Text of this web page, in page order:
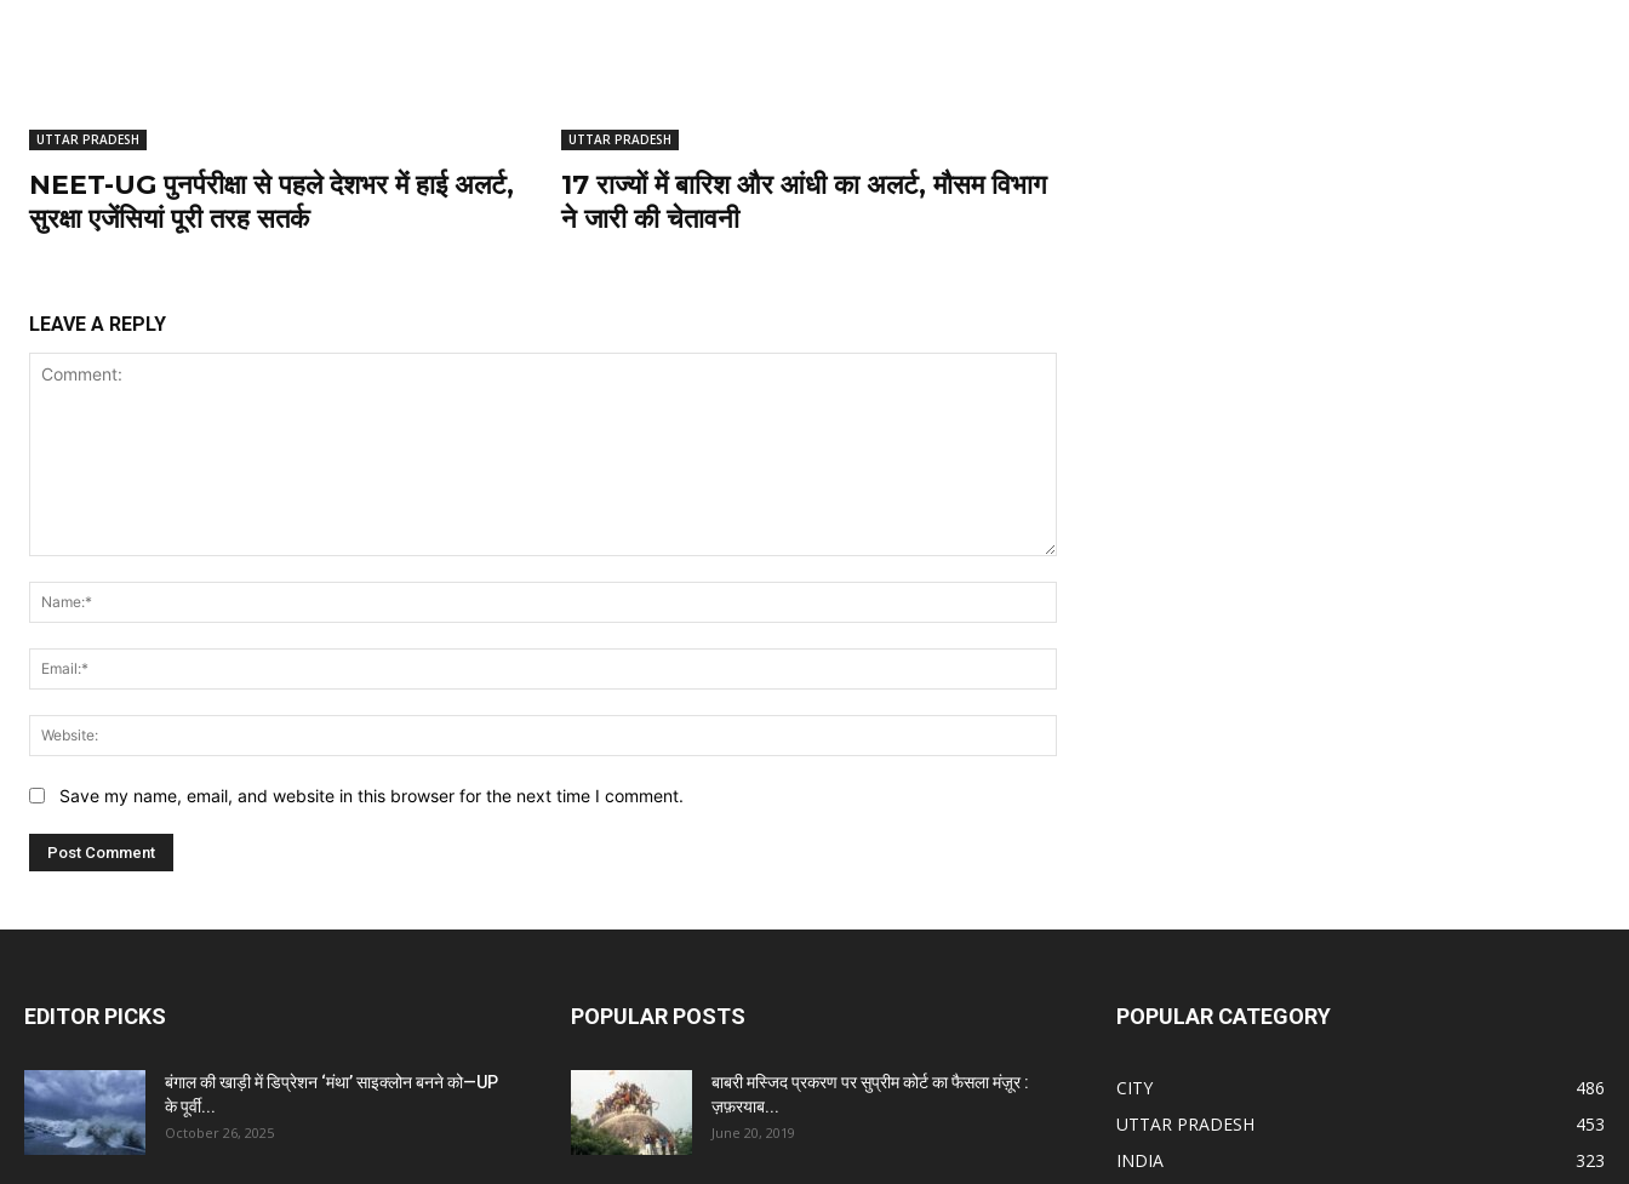
UTTAR PRADESH
NEET-UG पुनर्परीक्षा से पहले देशभर में हाई अलर्ट,
सुरक्षा एजेंसियां पूरी तरह सतर्क
UTTAR PRADESH
17 राज्यों में बारिश और आंधी का अलर्ट, मौसम विभाग
ने जारी की चेतावनी
LEAVE A REPLY
Save my name, email, and website in this browser for the next time I comment.
EDITOR PICKS
बंगाल की खाड़ी में डिप्रेशन ‘मंथा’ साइक्लोन बनने को—UP
के पूर्वी...
October 26, 2025
POPULAR POSTS
बाबरी मस्जिद प्रकरण पर सुप्रीम कोर्ट का फैसला मंज़ूर :
ज़फ़रयाब...
June 20, 2019
POPULAR CATEGORY
CITY
486
UTTAR PRADESH
453
INDIA
323